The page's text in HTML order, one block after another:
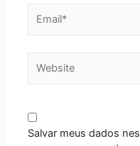
Salvar meus dados